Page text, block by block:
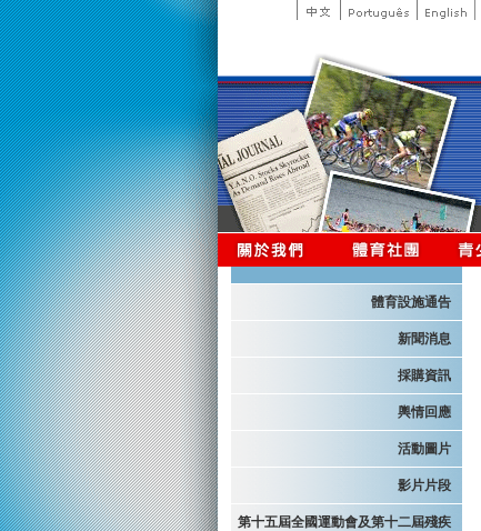
體育設施通告
新聞消息
採購資訊
輿情回應
活動圖片
影片片段
第十五屆全國運動會及第十二屆殘疾